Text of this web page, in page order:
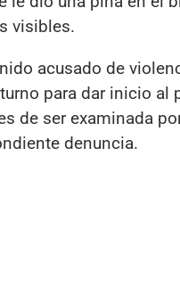
visibles.
acusado de
para dar inicio al
de ser examinada
denuncia.